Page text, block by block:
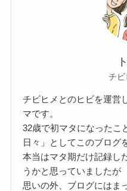
チビ
チビヒメとのヒビを運営
マです。
32歳で初マタになったこ
日々」としてこのブログ
本当はマタ期だけ記録し
うかと思っていましたが
思いの外、ブログにはま